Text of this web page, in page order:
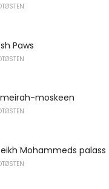
Paws
moskeen
Mohammeds palass